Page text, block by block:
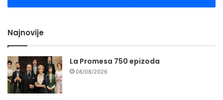
Najnovije
La Promesa 750 epizoda
08/08/2026